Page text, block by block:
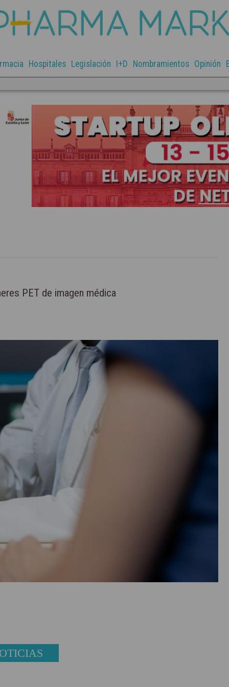
Hospitales Legislación I+D Nombramientos Opinión
PET de imagen médica